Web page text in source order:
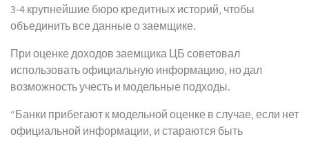
3-4 крупнейшие бюро кредитных историй, чтобы
объединить все данные о заемщике.
При оценке доходов заемщика ЦБ советовал
использовать официальную информацию, но дал
возможность учесть и модельные подходы.
“Банки прибегают к модельной оценке в случае, если нет
официальной информации, и стараются быть